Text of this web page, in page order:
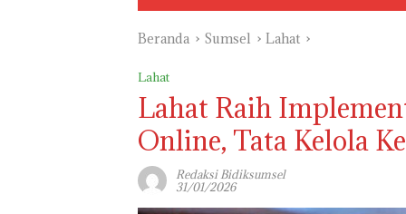
Beranda Sumsel Lahat
Lahat
Lahat Raih
Online, Tata Kelola
Redaksi Bidiksumsel
31/01/2026